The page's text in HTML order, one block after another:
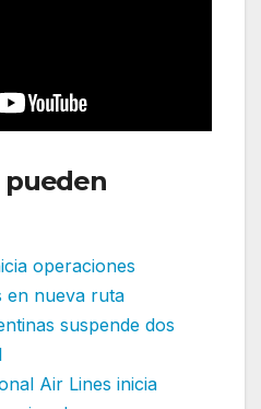
pueden
operaciones
en nueva ruta
suspende dos
Air Lines inicia